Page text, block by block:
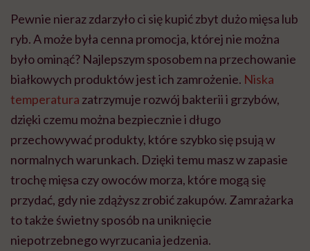
Pewnie nieraz zdarzyło ci się kupić zbyt dużo mięsa lub
ryb. A może była cenna promocja, której nie można
było ominąć? Najlepszym sposobem na przechowanie
białkowych produktów jest ich zamrożenie. Niska
temperatura zatrzymuje rozwój bakterii i grzybów,
dzięki czemu można bezpiecznie i długo
przechowywać produkty, które szybko się psują w
normalnych warunkach. Dzięki temu masz w zapasie
trochę mięsa czy owoców morza, które mogą się
przydać, gdy nie zdążysz zrobić zakupów. Zamrażarka
to także świetny sposób na uniknięcie
niepotrzebnego wyrzucania jedzenia.